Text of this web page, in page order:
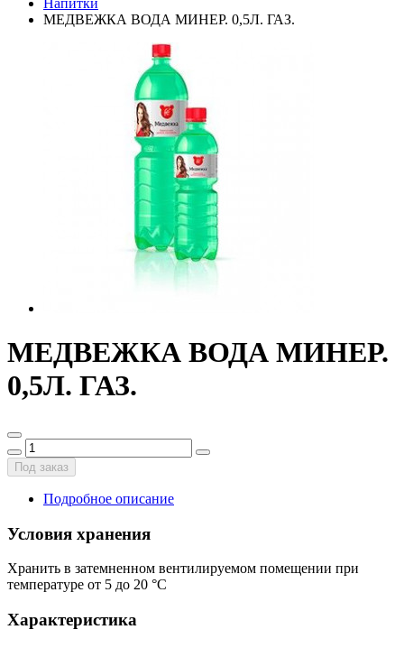
Напитки
МЕДВЕЖКА ВОДА МИНЕР. 0,5Л. ГАЗ.
МЕДВЕЖКА ВОДА МИНЕР.
0,5Л. ГАЗ.
Под заказ
Подробное описание
Условия хранения
Хранить в затемненном вентилируемом помещении при
температуре от 5 до 20 °С
Характеристика